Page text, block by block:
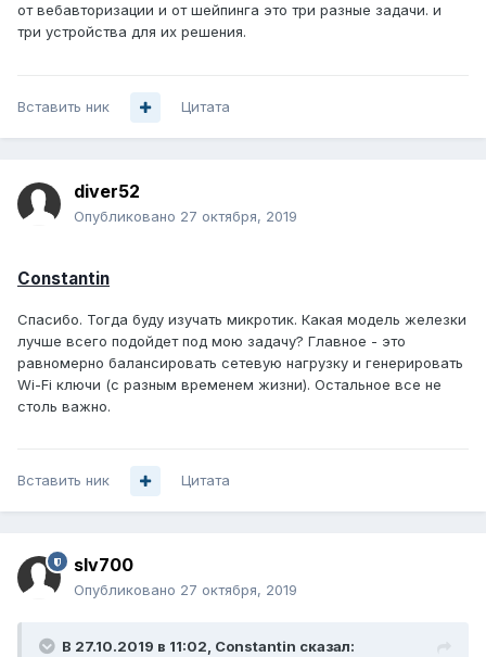
от вебавторизации и от шейпинга это три разные задачи. и
три устройства для их решения.
Вставить ник Цитата
diver52
Опубликовано 27 октября, 2019
Constantin
Спасибо. Тогда буду изучать микротик. Какая модель железки
лучше всего подойдет под мою задачу? Главное - это
равномерно балансировать сетевую нагрузку и генерировать
Wi-Fi ключи (с разным временем жизни). Остальное все не
столь важно.
Вставить ник Цитата
slv700
Опубликовано 27 октября, 2019
В 27.10.2019 в 11:02, Constantin сказал: